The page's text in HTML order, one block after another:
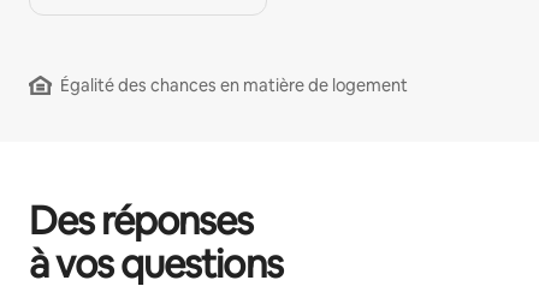
Égalité des chances en matière de logement
Des réponses
à vos questions